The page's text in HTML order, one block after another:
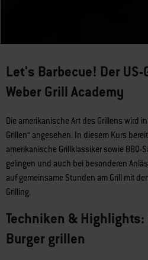
Let's Barbecue! Der
Weber Grill Academy
Die amerikanische Art des Grillens wird
Grillen“ angesehen. In diesem Kurs
amerikanische Grillklassiker sowie
gelingen und auch bei besonderen
auf gemeinsame Stunden am Grill mit
Grilling.
Techniken &
Burger grillen